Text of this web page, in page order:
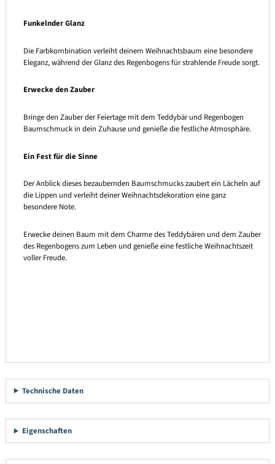
Funkelnder Glanz
Die Farbkombination verleiht deinem Weihnachtsbaum eine besondere
Eleganz, während der Glanz des Regenbogens für strahlende Freude sorgt.
Erwecke den Zauber
Bringe den Zauber der Feiertage mit dem Teddybär und Regenbogen
Baumschmuck in dein Zuhause und genieße die festliche Atmosphäre.
Ein Fest für die Sinne
Der Anblick dieses bezaubernden Baumschmucks zaubert ein Lächeln auf
die Lippen und verleiht deiner Weihnachtsdekoration eine ganz
besondere Note.
Erwecke deinen Baum mit dem Charme des Teddybären und dem Zauber
des Regenbogens zum Leben und genieße eine festliche Weihnachtszeit
voller Freude.
Technische Daten
Eigenschaften